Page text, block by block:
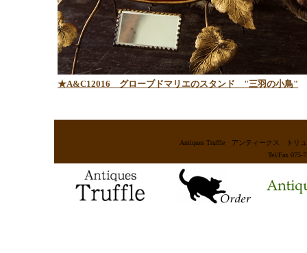
★A&C12016 グローブドマリエのスタンド "三羽の小鳥"
Antiques Truffle アンティークス ト
Tel/Fax